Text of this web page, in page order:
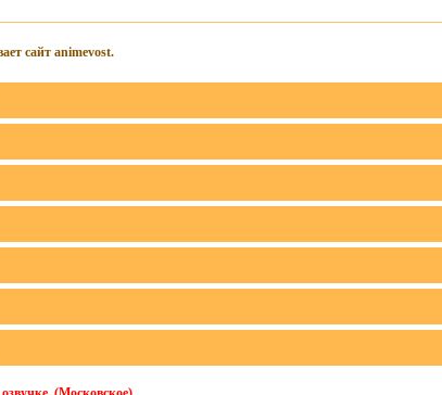
сайт animevost.